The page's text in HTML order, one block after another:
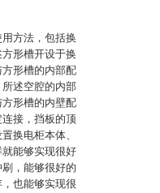
方法，包括换
形槽开设于换
形槽的内部配
述空腔的内部
形槽的内壁配
接，挡板的顶
换电柜本体、
能够实现很好
，能够很好的
也能够实现很